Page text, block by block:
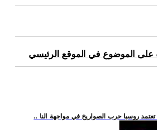
على الموضوع في الموقع الرئيسي
روسيا حرب الصواريخ في مواجهة النا